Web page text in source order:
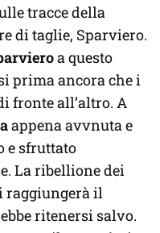
tracce della
di taglie, Sparviero.
a questo
prima ancora che i
fronte all’altro. A
appena avvnuta e
e sfruttato
La ribellione dei
raggiungerà il
ritenersi salvo.